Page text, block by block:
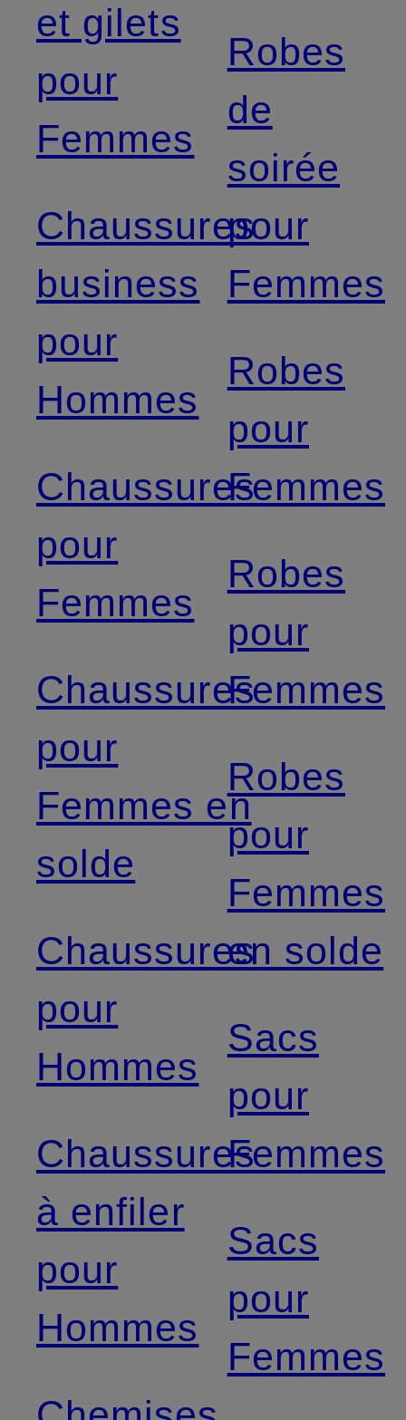
et gilets
pour
Femmes
Chaussures
business
pour
Hommes
Chaussures
pour
Femmes
Chaussures
pour
Femmes en
solde
Chaussures
pour
Hommes
Chaussures
à enfiler
pour
Hommes
Robes
de
soirée
pour
Femmes
Robes
pour
Femmes
Robes
pour
Femmes
Robes
pour
Femmes
en solde
Sacs
pour
Femmes
Sacs
pour
Femmes